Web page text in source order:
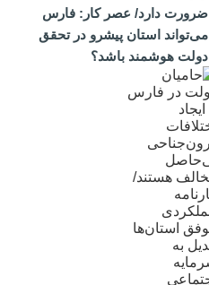
ضرورت دارد/ عصر کار: فارس
می‌تواند استان پیشرو در تحقق
دولت هوشمند باشد؟